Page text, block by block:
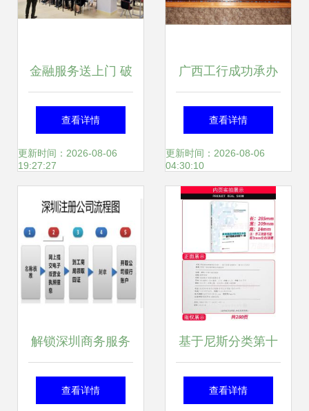
金融服务送上门 破
解小微融资难 海口
市工商联小微企业
海服务站成功举办
查看详情
更新时间：2026-08-06
19:27:27
广西工行成功承办
金融服务科技创新
发展推进会 工商咨
询赋能区域创新生
态升级
查看详情
更新时间：2026-08-06
04:30:10
解锁深圳商务服务
新标杆 华智中天公
查看详情
基于尼斯分类第十
一版2018文本的类
查看详情